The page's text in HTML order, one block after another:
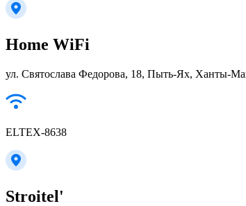
Home WiFi
ул. Святослава Федорова, 18, Пыть-Ях, Ханты-
ELTEX-8638
Stroitel'